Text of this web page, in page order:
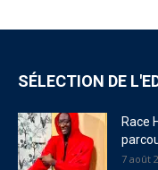
SÉLECTION DE
Race
7 août